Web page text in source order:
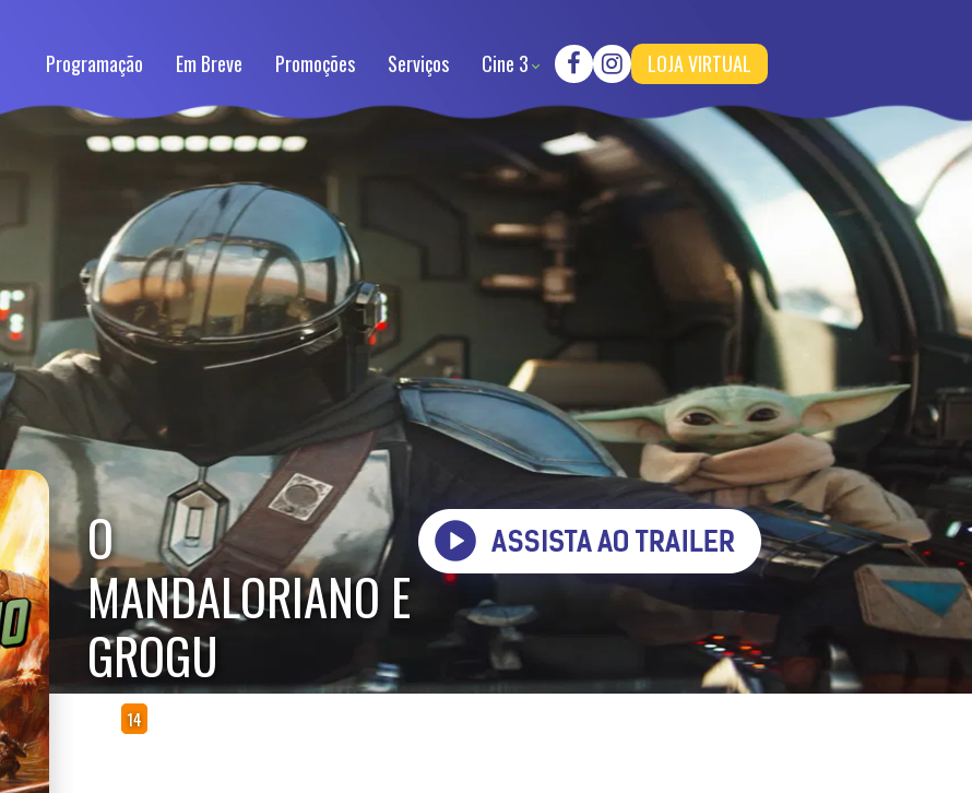
Programação Em Breve Promoções Serviços Cine 3 LOJA VIRTUAL
O
MANDALORIANO E
GROGU
14